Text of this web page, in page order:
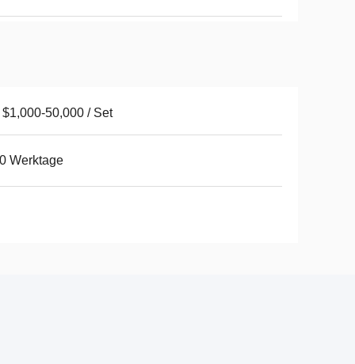
$1,000-50,000 / Set
Werktage